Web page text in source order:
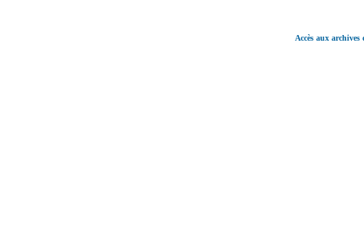
Accès aux archives